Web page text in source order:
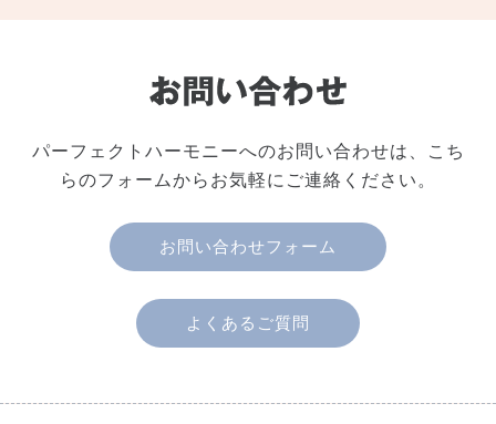
パーフェクトハーモニーへのお問い合わせは、こち
らのフォームからお気軽にご連絡ください。
お問い合わせフォーム
よくあるご質問